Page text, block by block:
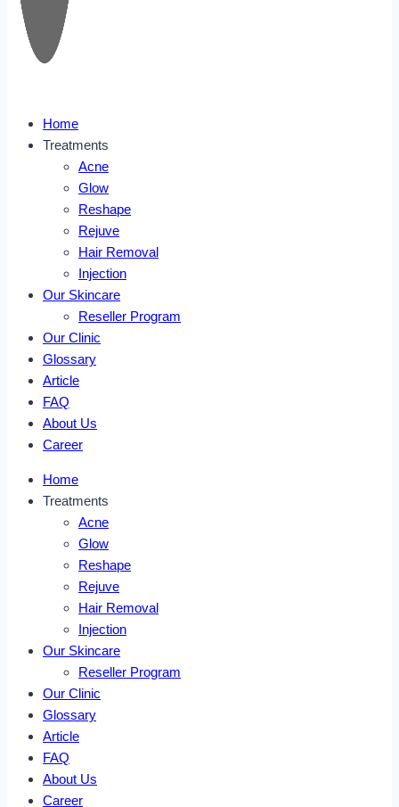
Home
Treatments
Acne
Glow
Reshape
Rejuve
Hair Removal
Injection
Our Skincare
Reseller Program
Our Clinic
Glossary
Article
FAQ
About Us
Career
Home
Treatments
Acne
Glow
Reshape
Rejuve
Hair Removal
Injection
Our Skincare
Reseller Program
Our Clinic
Glossary
Article
FAQ
About Us
Career